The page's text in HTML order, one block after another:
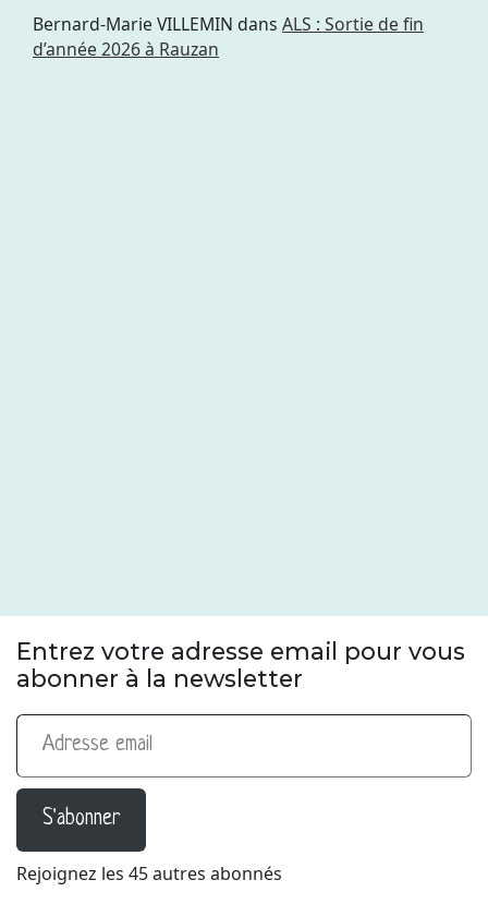
Bernard-Marie VILLEMIN dans ALS : Sortie de fin
d’année 2026 à Rauzan
Entrez votre adresse email pour vous
abonner à la newsletter
Adresse email
S'abonner
Rejoignez les 45 autres abonnés